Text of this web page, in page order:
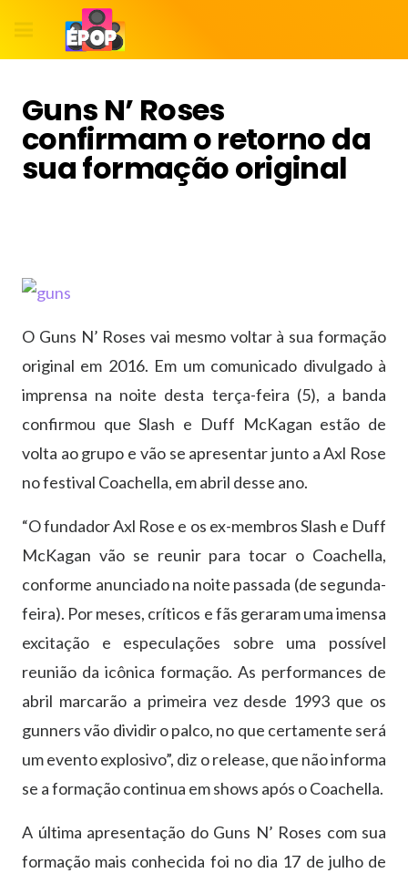
Guns N’ Roses
confirmam o retorno da
sua formação original
O Guns N’ Roses vai mesmo voltar à sua formação
original em 2016. Em um comunicado divulgado à
imprensa na noite desta terça-feira (5), a banda
confirmou que Slash e Duff McKagan estão de
volta ao grupo e vão se apresentar junto a Axl Rose
no festival Coachella, em abril desse ano.
“O fundador Axl Rose e os ex-membros Slash e Duff
McKagan vão se reunir para tocar o Coachella,
conforme anunciado na noite passada (de segunda-
feira). Por meses, críticos e fãs geraram uma imensa
excitação e especulações sobre uma possível
reunião da icônica formação. As performances de
abril marcarão a primeira vez desde 1993 que os
gunners vão dividir o palco, no que certamente será
um evento explosivo”, diz o release, que não informa
se a formação continua em shows após o Coachella.
A última apresentação do Guns N’ Roses com sua
formação mais conhecida foi no dia 17 de julho de